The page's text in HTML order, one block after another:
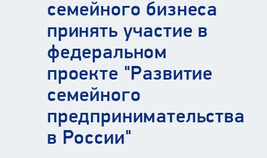
семейного бизнеса
принять участие в
федеральном
проекте "Развитие
семейного
предпринимательства
в России"